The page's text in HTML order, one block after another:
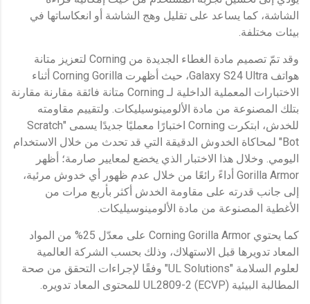
الشاشة، كما يساعد على تقليل وهج الشاشة أو انعكاساتها في
بيئات مختلفة.
وقد تمّ تصميم مادة الغطاء الجديدة من Corning لتعزيز متانة
هواتف Galaxy S24 Ultra، حيث أظهرت Corning Gorilla أثناء
الاختبارات المعملية الداخلية لـ Corning متانة فائقة مقارنة مقارنة
بتلك المصنوعة من مادة الألومينوسيليكات. ولتقييم مقاومته
للخدش، ابتكرت Corning اختبارًا معمليًا جديدًا يسمى "Scratch
Bot" لمحاكاة الخدوش الدقيقة التي قد تحدث من خلال الاستخدام
اليومي. وخلال هذا الاختبار الذي يخضع لمعايير صارمة؛ أظهر
Gorilla Armor أداءً رائعًا من خلال عدم ظهور أي خدوش مرئية،
إلى جانب قدرته على مقاومة الخدش أكثر بأربع مرات من
الأغطية المصنوعة من مادة الألومينوسيليكات.
كما يحتوي Corning Gorilla Armor على معدّل 25% من المواد
المعاد تدويرها قبل الاستهلاك، وذلك بحسب الشركة العالمية
لعلوم السلامة "UL Solutions" وفقًا لإجراءات التحقق من صحة
المطالبة البيئية (ECVP) UL2809-2 للمحتوى المعاد تدويره.